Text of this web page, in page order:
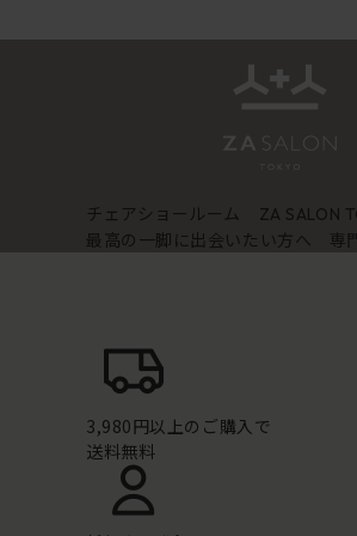
チェアショールーム ZA SALON
最高の一脚に出会いたい方へ 専
3,980円以上のご購入で
送料無料